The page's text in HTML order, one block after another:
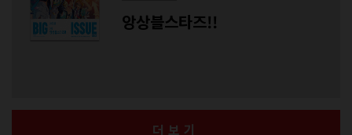
앙상블스타즈!!
더보기